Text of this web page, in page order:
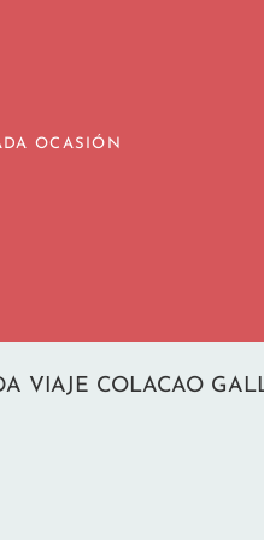
partir del 20 de julio,
las pilas cargadas y
MamayTata
OCASIÓN
VIAJE COLACAO